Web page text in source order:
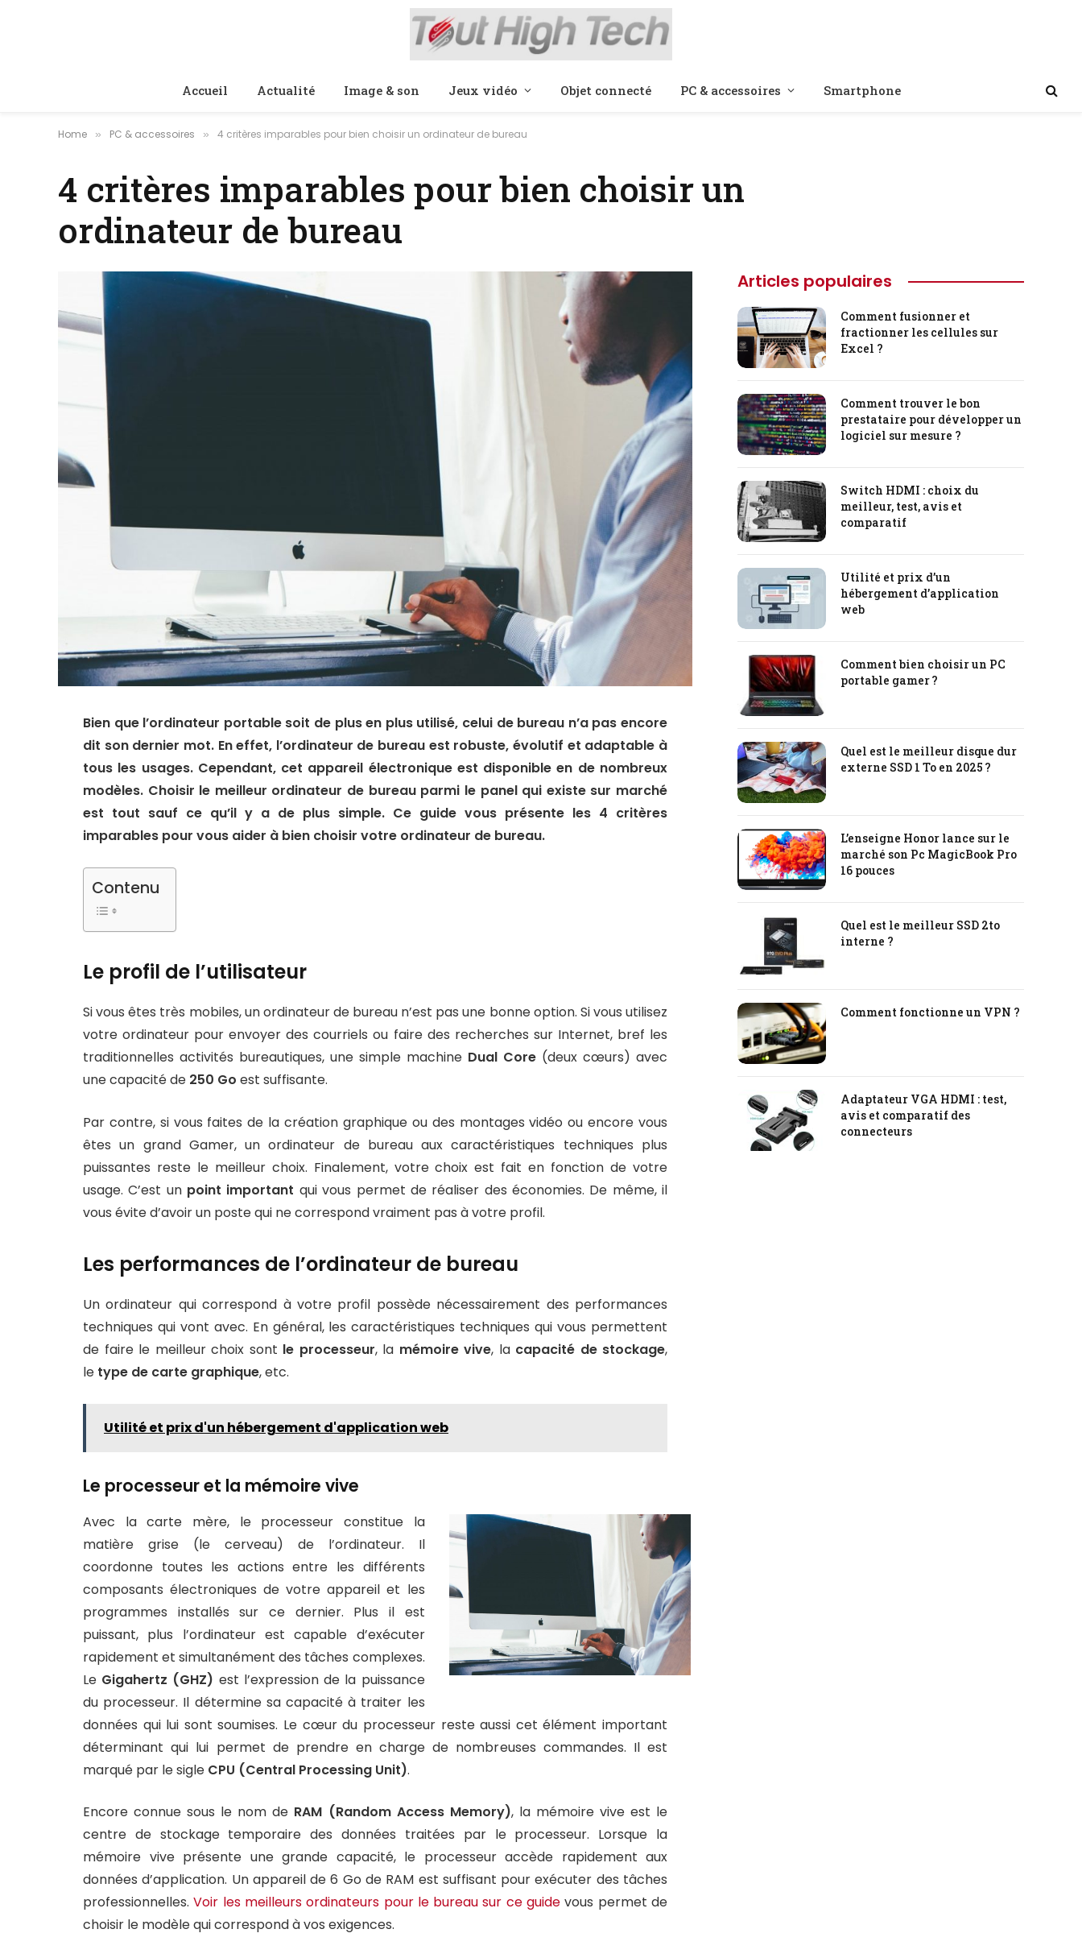
Accueil Actualité Image & son Jeux vidéo Objet connecté PC & accessoires Smartphone
Home » PC & accessoires » 4 critères imparables pour bien choisir un ordinateur de bureau
4 critères imparables pour bien choisir un
ordinateur de bureau
Bien que l’ordinateur portable soit de plus en plus utilisé, celui de bureau n’a pas encore
dit son dernier mot. En effet, l’ordinateur de bureau est robuste, évolutif et adaptable à
tous les usages. Cependant, cet appareil électronique est disponible en de nombreux
modèles. Choisir le meilleur ordinateur de bureau parmi le panel qui existe sur marché
est tout sauf ce qu’il y a de plus simple. Ce guide vous présente les 4 critères
imparables pour vous aider à bien choisir votre ordinateur de bureau.
Contenu
Le profil de l’utilisateur
Si vous êtes très mobiles, un ordinateur de bureau n’est pas une bonne option. Si vous utilisez
votre ordinateur pour envoyer des courriels ou faire des recherches sur Internet, bref les
traditionnelles activités bureautiques, une simple machine Dual Core (deux cœurs) avec
une capacité de 250 Go est suffisante.
Par contre, si vous faites de la création graphique ou des montages vidéo ou encore vous
êtes un grand Gamer, un ordinateur de bureau aux caractéristiques techniques plus
puissantes reste le meilleur choix. Finalement, votre choix est fait en fonction de votre
usage. C’est un point important qui vous permet de réaliser des économies. De même, il
vous évite d’avoir un poste qui ne correspond vraiment pas à votre profil.
Les performances de l’ordinateur de bureau
Un ordinateur qui correspond à votre profil possède nécessairement des performances
techniques qui vont avec. En général, les caractéristiques techniques qui vous permettent
de faire le meilleur choix sont le processeur, la mémoire vive, la capacité de stockage,
le type de carte graphique, etc.
Utilité et prix d'un hébergement d'application web
Le processeur et la mémoire vive
Avec la carte mère, le processeur constitue la
matière grise (le cerveau) de l’ordinateur. Il
coordonne toutes les actions entre les différents
composants électroniques de votre appareil et les
programmes installés sur ce dernier. Plus il est
puissant, plus l’ordinateur est capable d’exécuter
rapidement et simultanément des tâches complexes.
Le Gigahertz (GHZ) est l’expression de la puissance
du processeur. Il détermine sa capacité à traiter les
données qui lui sont soumises. Le cœur du processeur reste aussi cet élément important
déterminant qui lui permet de prendre en charge de nombreuses commandes. Il est
marqué par le sigle CPU (Central Processing Unit).
Encore connue sous le nom de RAM (Random Access Memory), la mémoire vive est le
centre de stockage temporaire des données traitées par le processeur. Lorsque la
mémoire vive présente une grande capacité, le processeur accède rapidement aux
données d’application. Un appareil de 6 Go de RAM est suffisant pour exécuter des tâches
professionnelles.Voir les meilleurs ordinateurs pour le bureau sur ce guide vous permet de
choisir le modèle qui correspond à vos exigences.
Articles populaires
Comment fusionner et
fractionner les cellules sur
Excel ?
Comment trouver le bon
prestataire pour développer un
logiciel sur mesure ?
Switch HDMI : choix du
meilleur, test, avis et
comparatif
Utilité et prix d’un
hébergement d’application
web
Comment bien choisir un PC
portable gamer ?
Quel est le meilleur disque dur
externe SSD 1 To en 2025 ?
L’enseigne Honor lance sur le
marché son Pc MagicBook Pro
16 pouces
Quel est le meilleur SSD 2to
interne ?
Comment fonctionne un VPN ?
Adaptateur VGA HDMI : test,
avis et comparatif des
connecteurs